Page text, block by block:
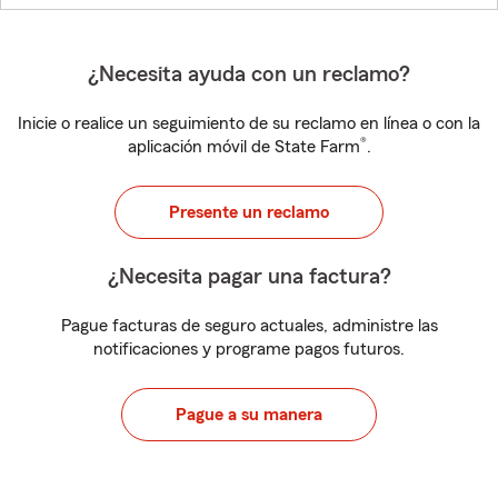
¿Necesita ayuda con un reclamo?
Inicie o realice un seguimiento de su reclamo en línea o con la
aplicación móvil de State Farm®.
Presente un reclamo
¿Necesita pagar una factura?
Pague facturas de seguro actuales, administre las
notificaciones y programe pagos futuros.
Pague a su manera